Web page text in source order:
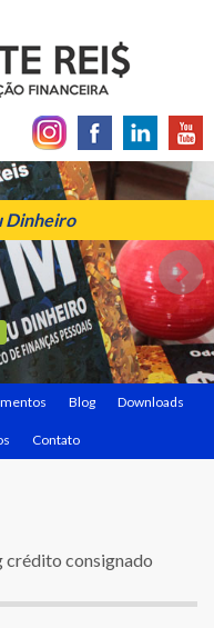
Dinheiro
Blog Downloads
Contato
crédito consignado